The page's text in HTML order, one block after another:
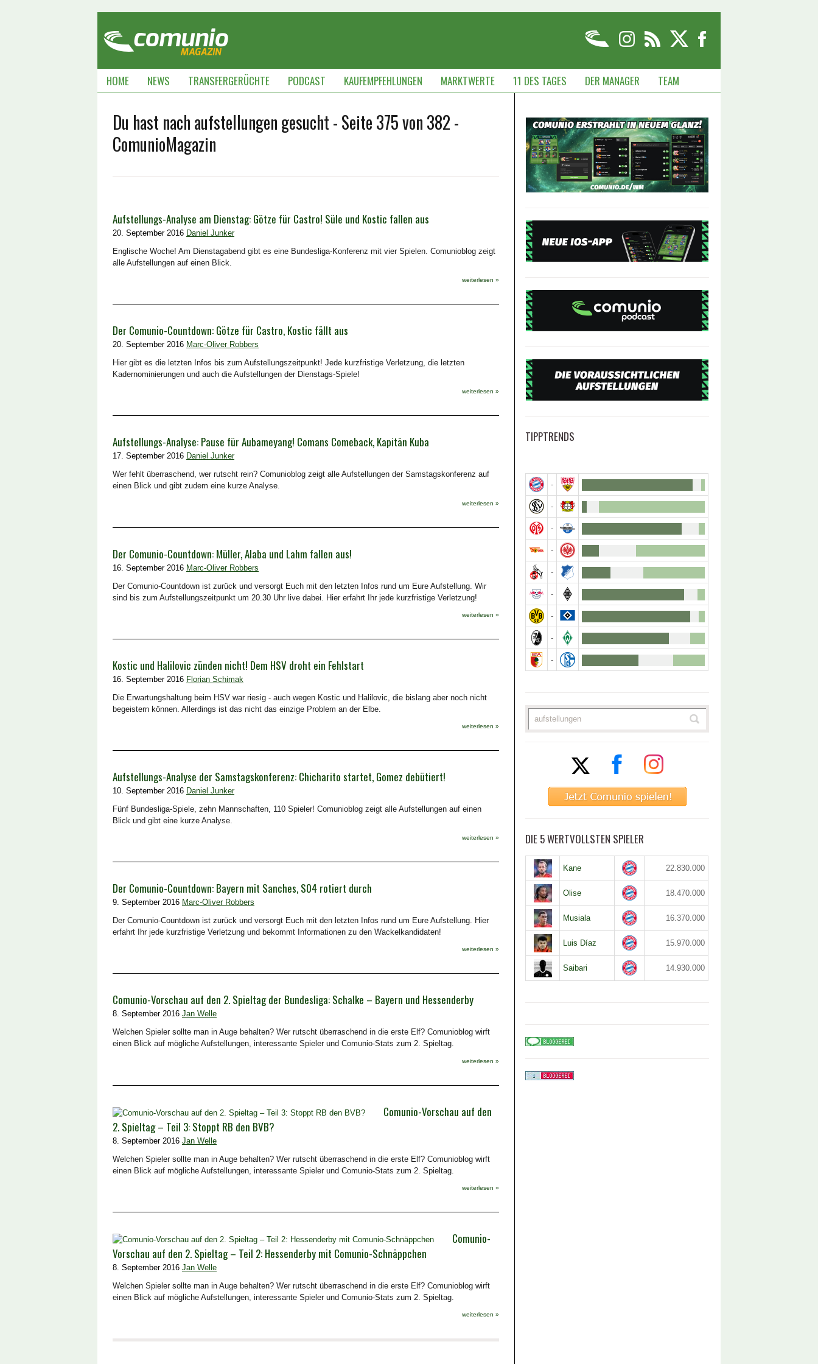
HOME NEWS TRANSFERGERÜCHTE PODCAST KAUFEMPFEHLUNGEN MARKTWERTE 11 DES TAGES DER MANAGER TEAM
Du hast nach aufstellungen gesucht - Seite 375 von 382 -
ComunioMagazin
Aufstellungs-Analyse am Dienstag: Götze für Castro! Süle und Kostic fallen aus
20. September 2016 Daniel Junker
Englische Woche! Am Dienstagabend gibt es eine Bundesliga-Konferenz mit vier Spielen. Comunioblog zeigt
alle Aufstellungen auf einen Blick.
weiterlesen »
Der Comunio-Countdown: Götze für Castro, Kostic fällt aus
20. September 2016 Marc-Oliver Robbers
Hier gibt es die letzten Infos bis zum Aufstellungszeitpunkt! Jede kurzfristige Verletzung, die letzten
Kadernominierungen und auch die Aufstellungen der Dienstags-Spiele!
weiterlesen »
Aufstellungs-Analyse: Pause für Aubameyang! Comans Comeback, Kapitän Kuba
17. September 2016 Daniel Junker
Wer fehlt überraschend, wer rutscht rein? Comunioblog zeigt alle Aufstellungen der Samstagskonferenz auf
einen Blick und gibt zudem eine kurze Analyse.
weiterlesen »
Der Comunio-Countdown: Müller, Alaba und Lahm fallen aus!
16. September 2016 Marc-Oliver Robbers
Der Comunio-Countdown ist zurück und versorgt Euch mit den letzten Infos rund um Eure Aufstellung. Wir
sind bis zum Aufstellungszeitpunkt um 20.30 Uhr live dabei. Hier erfahrt Ihr jede kurzfristige Verletzung!
weiterlesen »
Kostic und Halilovic zünden nicht! Dem HSV droht ein Fehlstart
16. September 2016 Florian Schimak
Die Erwartungshaltung beim HSV war riesig - auch wegen Kostic und Halilovic, die bislang aber noch nicht
begeistern können. Allerdings ist das nicht das einzige Problem an der Elbe.
weiterlesen »
Aufstellungs-Analyse der Samstagskonferenz: Chicharito startet, Gomez debütiert!
10. September 2016 Daniel Junker
Fünf Bundesliga-Spiele, zehn Mannschaften, 110 Spieler! Comunioblog zeigt alle Aufstellungen auf einen
Blick und gibt eine kurze Analyse.
weiterlesen »
Der Comunio-Countdown: Bayern mit Sanches, S04 rotiert durch
9. September 2016 Marc-Oliver Robbers
Der Comunio-Countdown ist zurück und versorgt Euch mit den letzten Infos rund um Eure Aufstellung. Hier
erfahrt Ihr jede kurzfristige Verletzung und bekommt Informationen zu den Wackelkandidaten!
weiterlesen »
Comunio-Vorschau auf den 2. Spieltag der Bundesliga: Schalke – Bayern und Hessenderby
8. September 2016 Jan Welle
Welchen Spieler sollte man in Auge behalten? Wer rutscht überraschend in die erste Elf? Comunioblog wirft
einen Blick auf mögliche Aufstellungen, interessante Spieler und Comunio-Stats zum 2. Spieltag.
weiterlesen »
Comunio-Vorschau auf den
2. Spieltag – Teil 3: Stoppt RB den BVB?
8. September 2016 Jan Welle
Welchen Spieler sollte man in Auge behalten? Wer rutscht überraschend in die erste Elf? Comunioblog wirft
einen Blick auf mögliche Aufstellungen, interessante Spieler und Comunio-Stats zum 2. Spieltag.
weiterlesen »
Comunio-
Vorschau auf den 2. Spieltag – Teil 2: Hessenderby mit Comunio-Schnäppchen
8. September 2016 Jan Welle
Welchen Spieler sollte man in Auge behalten? Wer rutscht überraschend in die erste Elf? Comunioblog wirft
einen Blick auf mögliche Aufstellungen, interessante Spieler und Comunio-Stats zum 2. Spieltag.
weiterlesen »
TIPPTRENDS
-
-
-
-
-
-
-
-
-
DIE 5 WERTVOLLSTEN SPIELER
Kane 22.830.000
Olise 18.470.000
Musiala 16.370.000
Luis Díaz 15.970.000
Saibari 14.930.000